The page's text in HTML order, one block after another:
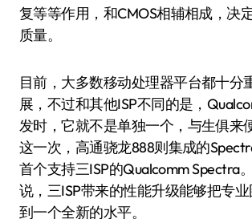
复等等作用，和CMOS相辅相成，决
质量。
目前，大多数移动处理器平台都十分
展，不过和其他ISP不同的是，
发时，它就不是单独一个，与生俱来
这一次，高通骁龙888则集成的
首个支持三ISP的Qualcomm Spectra
说，三ISP带来的性能升级能够把专
到一个全新的水平。